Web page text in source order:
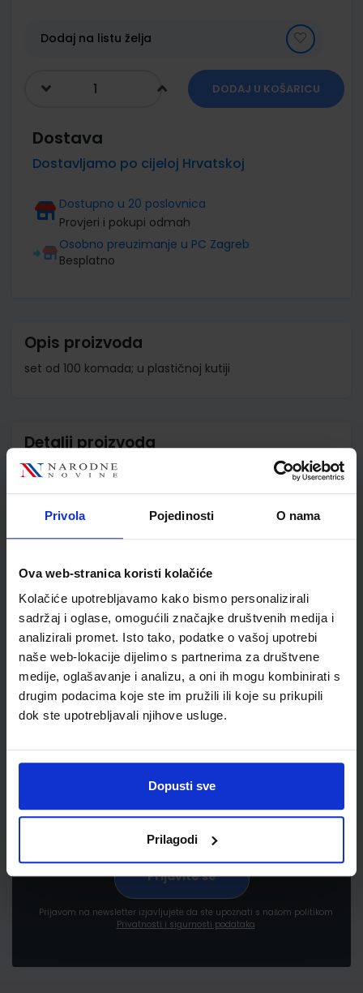
Privola Pojedinosti O nama
Ova web-stranica koristi kolačiće
Kolačiće upotrebljavamo kako bismo personalizirali
sadržaj i oglase, omogućili značajke društvenih medija i
analizirali promet. Isto tako, podatke o vašoj upotrebi
naše web-lokacije dijelimo s partnerima za društvene
medije, oglašavanje i analizu, a oni ih mogu kombinirati s
drugim podacima koje ste im pružili ili koje su prikupili
dok ste upotrebljavali njihove usluge.
Dopusti sve
Prilagodi
galleryDodaj na listu želja
DODAJ U KOŠARICU
Dostava
Dostavljamo po cijeloj Hrvatskoj
Dostupno u 20 poslovnica
Provjeri i pokupi odmah
Osobno preuzimanje u PC Zagreb
Besplatno
Opis proizvoda
set od 100 komada; u plastičnoj kutiji
Detalji proizvoda
Šifra proizvoda
Jedinična mjera
kom
Newsletter prijava
proizvodima i uslugama, akcijama i drugim
Prijavom na newsletter izjavljujete da ste upoznati s našom politikom
Privatnosti i sigurnosti podataka